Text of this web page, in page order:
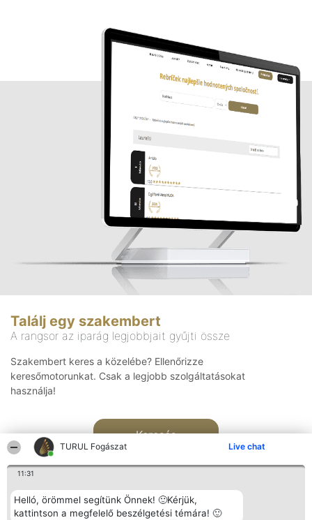
TURUL Fogászat Live chat
11:31
Helló, örömmel segítünk Önnek! 🙂Kérjük,
kattintson a megfelelő beszélgetési témára! 🙂
Találj egy szakembert
A rangsor az iparág legjobbjait gyűjti össze
Szakembert keres a közelébe? Ellenőrizze
keresőmotorunkat. Csak a legjobb szolgáltatásokat
használja!
Keresés